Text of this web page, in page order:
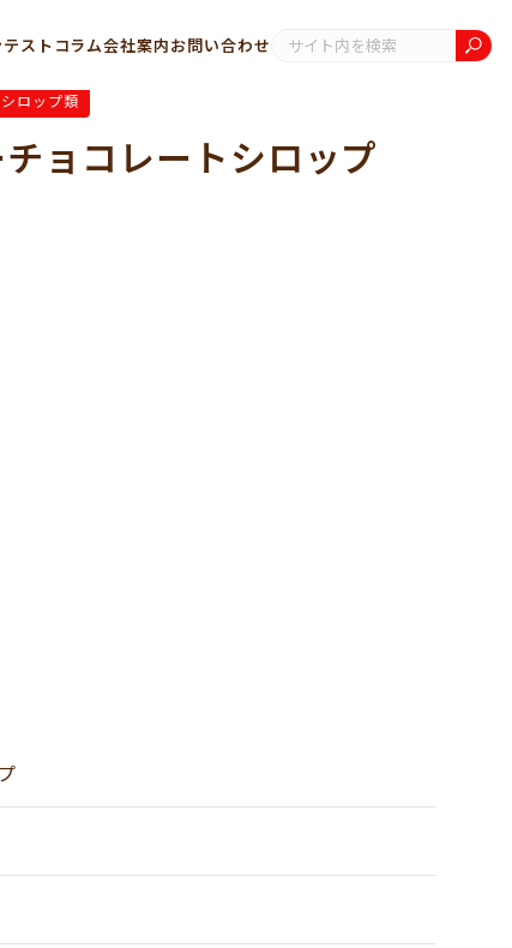
スト コラム会社案内お問い合わせ
ロップ類
ョコレートシロップ